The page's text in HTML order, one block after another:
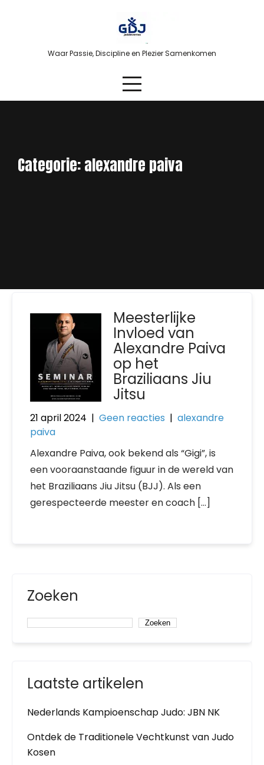
Waar Passie, Discipline en Plezier Samenkomen
Categorie:alexandre paiva
Meesterlijke
Invloed van
Alexandre Paiva
op het
Braziliaans Jiu
Jitsu
21 april 2024 | Geen reacties | alexandre
paiva
Alexandre Paiva, ook bekend als “Gigi”, is
een vooraanstaande figuur in de wereld van
het Braziliaans Jiu Jitsu (BJJ). Als een
gerespecteerde meester en coach […]
Zoeken
Zoeken
Laatste artikelen
Nederlands Kampioenschap Judo: JBN NK
Ontdek de Traditionele Vechtkunst van Judo
Kosen